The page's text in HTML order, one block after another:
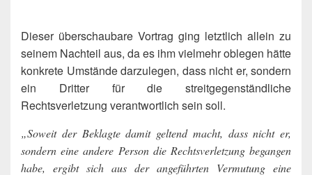
Dieser überschaubare Vortrag ging letztlich allein zu
seinem Nachteil aus, da es ihm vielmehr oblegen hätte
konkrete Umstände darzulegen, dass nicht er, sondern
ein Dritter für die streitgegenständliche
Rechtsverletzung verantwortlich sein soll.
„Soweit der Beklagte damit geltend macht, dass nicht er,
sondern eine andere Person die Rechtsverletzung begangen
habe, ergibt sich aus der angeführten Vermutung eine